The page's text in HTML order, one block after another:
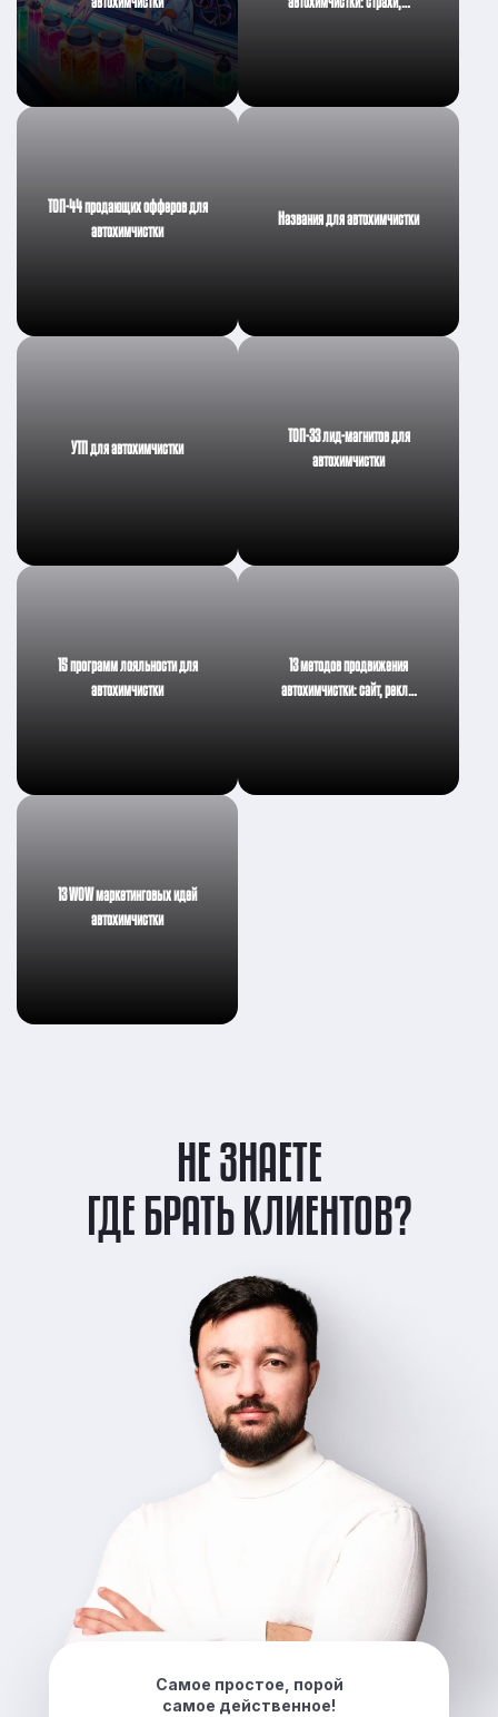
ТОП-44 продающих офферов для
автохимчистки
Названия для автохимчистки
УТП для автохимчистки
ТОП-33 лид-магнитов для
автохимчистки
15 программ лояльности для
автохимчистки
13 методов продвижения
автохимчистки: сайт, рекл…
13 WOW маркетинговых идей
автохимчистки
ГДЕ БРАТЬ КЛИЕНТОВ?
НЕ ЗНАЕТЕ
Самое простое, порой
самое действенное!